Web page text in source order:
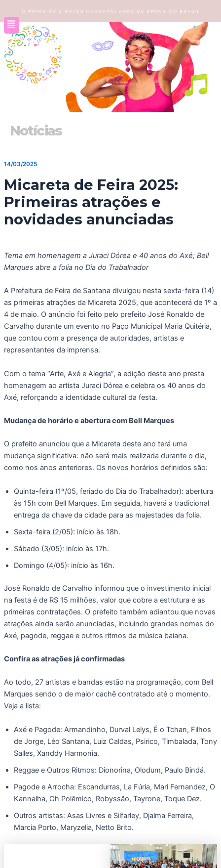
para
conteúdo
Notícias
14/03/2025
Micareta de Feira 2025:
Primeiras atrações e
novidades anunciadas
Tema em homenagem a Juraci Dórea e 40 anos do Axé; Bell
Marques abre a folia no Dia do Trabalhador
A Prefeitura de Feira de Santana divulgou nesta sexta-feira (14)
as primeiras atrações da Micareta 2025, que acontecerá de 1º a
4 de maio. O anúncio foi feito pelo prefeito José Ronaldo de
Carvalho durante um evento no Paço Municipal Maria Quitéria,
que contou com a presença de autoridades, artistas e
representantes da imprensa.
Com o tema “Arte, Axé e Alegria”, a edição deste ano presta
homenagem ao artista Juraci Dórea e celebra os 40 anos do
Axé, reforçando a identidade cultural da festa.
Mudança de horário e abertura com Bell Marques
O prefeito anunciou que a Micareta deste ano terá uma
mudança significativa: não será mais realizada durante o dia,
como nos anos anteriores. Os novos horários definidos são:
Quinta-feira (1º/05, feriado do Dia do Trabalhador): abertura
às 15h com Bell Marques. Em seguida, haverá a tradicional
entrega da chave da cidade para as majestades da folia.
Sexta-feira (2/05): início às 18h.
Sábado (3/05): início às 17h.
Domingo (4/05): início às 16h.
José Ronaldo de Carvalho informou que o investimento inicial
na festa é de R$ 15 milhões, valor que cobre a estrutura e as
primeiras contratações. O prefeito também adiantou que novas
atrações ainda serão anunciadas, incluindo grandes nomes do
Axé, pagode, reggae e outros ritmos da música baiana.
Confira as atrações já confirmadas
Ao todo, 27 artistas e bandas estão na programação, com Bell
Marques sendo o de maior cachê contratado até o momento.
Veja a lista:
Axé e Pagode: Armandinho, Durval Lelys, É o Tchan, Filhos
de Jorge, Léo Santana, Luiz Caldas, Psirico, Timbalada, Tony
Salles, Xanddy Harmonia.
Reggae e Outros Ritmos: Dionorina, Olodum, Paulo Bindá.
Pagode e Arrocha: Escandurras, La Fúria, Mari Fernandez, O
Kannalha, Oh Polêmico, Robyssão, Tayrone, Toque Dez.
Outros artistas: Asas Livres e Silfarley, Djalma Ferreira,
Marcia Porto, Maryzelia, Netto Brito.